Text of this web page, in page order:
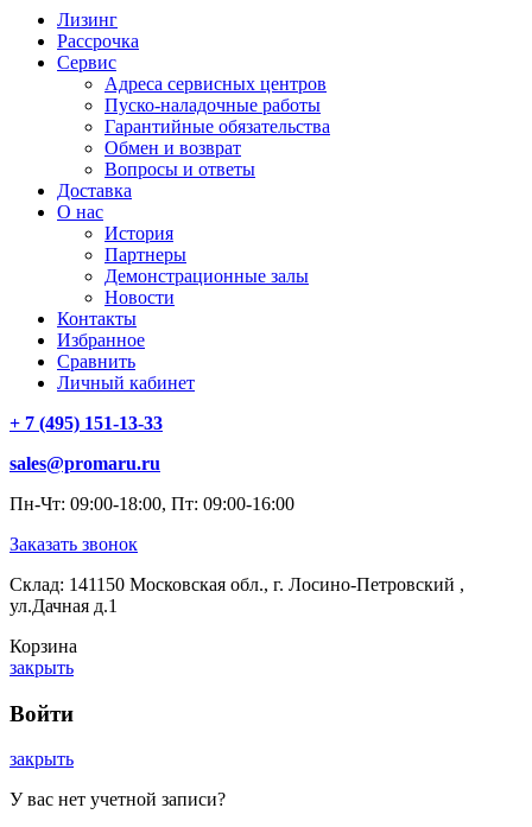
Лизинг
Рассрочка
Сервис
Адреса сервисных центров
Пуско-наладочные работы
Гарантийные обязательства
Обмен и возврат
Вопросы и ответы
Доставка
О нас
История
Партнеры
Демонстрационные залы
Новости
Контакты
Избранное
Сравнить
Личный кабинет
+ 7 (495) 151-13-33
sales@promaru.ru
Пн-Чт: 09:00-18:00, Пт: 09:00-16:00
Заказать звонок
Склад: 141150 Московская обл., г. Лосино-Петровский ,
ул.Дачная д.1
Корзина
закрыть
Войти
закрыть
У вас нет учетной записи?